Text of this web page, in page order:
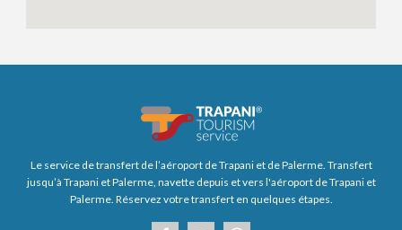
Le service de transfert de l’aéroport de Trapani et de Palerme. Transfert
jusqu’à Trapani et Palerme, navette depuis et vers l'aéroport de Trapani et
Palerme. Réservez votre transfert en quelques étapes.